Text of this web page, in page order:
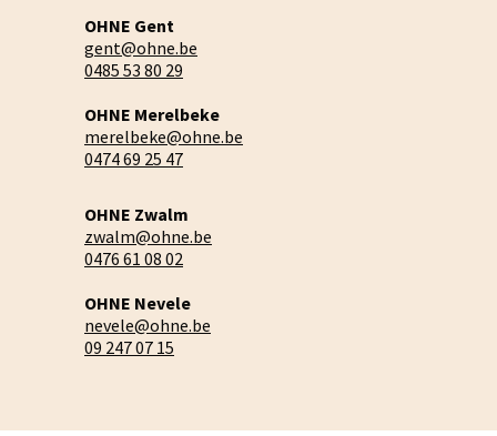
OHNE Gent
gent@ohne.be
0485 53 80 29
OHNE Merelbeke
merelbeke@ohne.be
0474 69 25 47
OHNE Zwalm
zwalm@ohne.be
0476 61 08 02
OHNE Nevele
nevele@ohne.be
09 247 07 15